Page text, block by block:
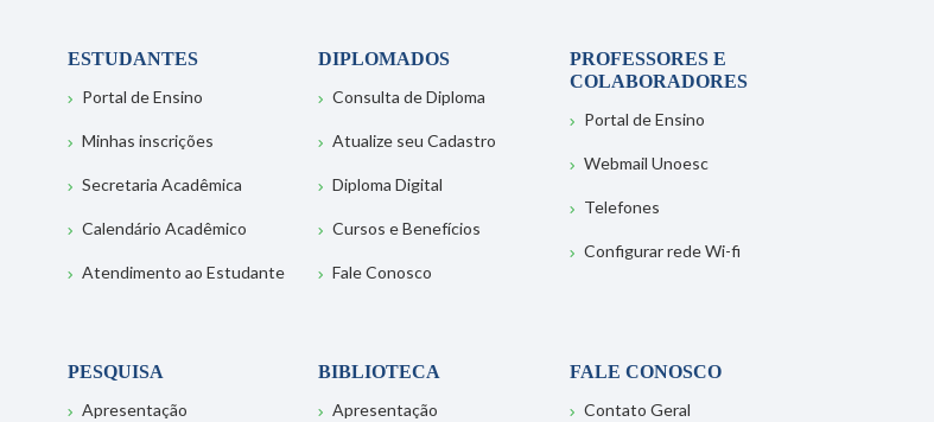
ESTUDANTES
Portal de Ensino
Minhas inscrições
Secretaria Acadêmica
Calendário Acadêmico
Atendimento ao Estudante
DIPLOMADOS
Consulta de Diploma
Atualize seu Cadastro
Diploma Digital
Cursos e Benefícios
Fale Conosco
PROFESSORES E
COLABORADORES
Portal de Ensino
Webmail Unoesc
Telefones
Configurar rede Wi-fi
PESQUISA
Apresentação
BIBLIOTECA
Apresentação
FALE CONOSCO
Contato Geral